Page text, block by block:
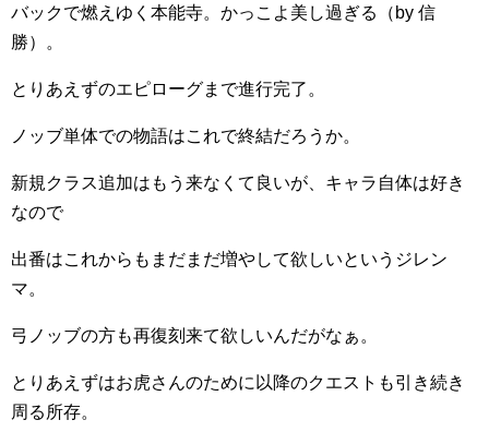
バックで燃えゆく本能寺。かっこよ美し過ぎる（by 信
勝）。
とりあえずのエピローグまで進行完了。
ノッブ単体での物語はこれで終結だろうか。
新規クラス追加はもう来なくて良いが、キャラ自体は好き
なので
出番はこれからもまだまだ増やして欲しいというジレン
マ。
弓ノッブの方も再復刻来て欲しいんだがなぁ。
とりあえずはお虎さんのために以降のクエストも引き続き
周る所存。